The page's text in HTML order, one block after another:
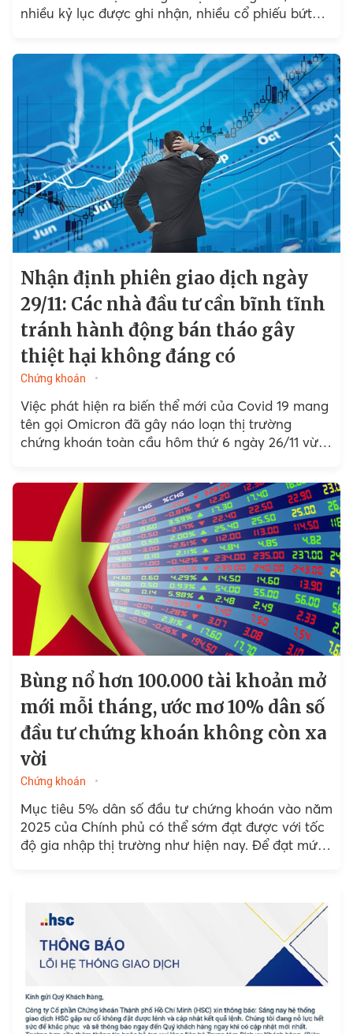
nhiều kỷ lục được ghi nhận, nhiều cổ phiếu bứt
Nhận định phiên giao dịch ngày
29/11: Các nhà đầu tư cần bĩnh tĩnh
tránh hành động bán tháo gây
thiệt hại không đáng có
Chứng khoán
Việc phát hiện ra biến thể mới của Covid 19 mang
tên gọi Omicron đã gây náo loạn thị trường
chứng khoán toàn cầu hôm thứ 6 ngày 26/11 vừa
Bùng nổ hơn 100.000 tài khoản mở
mới mỗi tháng, ước mơ 10% dân số
đầu tư chứng khoán không còn xa
vời
Chứng khoán
Mục tiêu 5% dân số đầu tư chứng khoán vào năm
2025 của Chính phủ có thể sớm đạt được với tốc
độ gia nhập thị trường như hiện nay. Để đạt mức